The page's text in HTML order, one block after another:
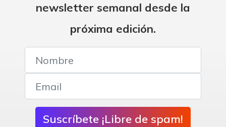
newsletter semanal desde la
próxima edición.
Suscríbete ¡Libre de spam!